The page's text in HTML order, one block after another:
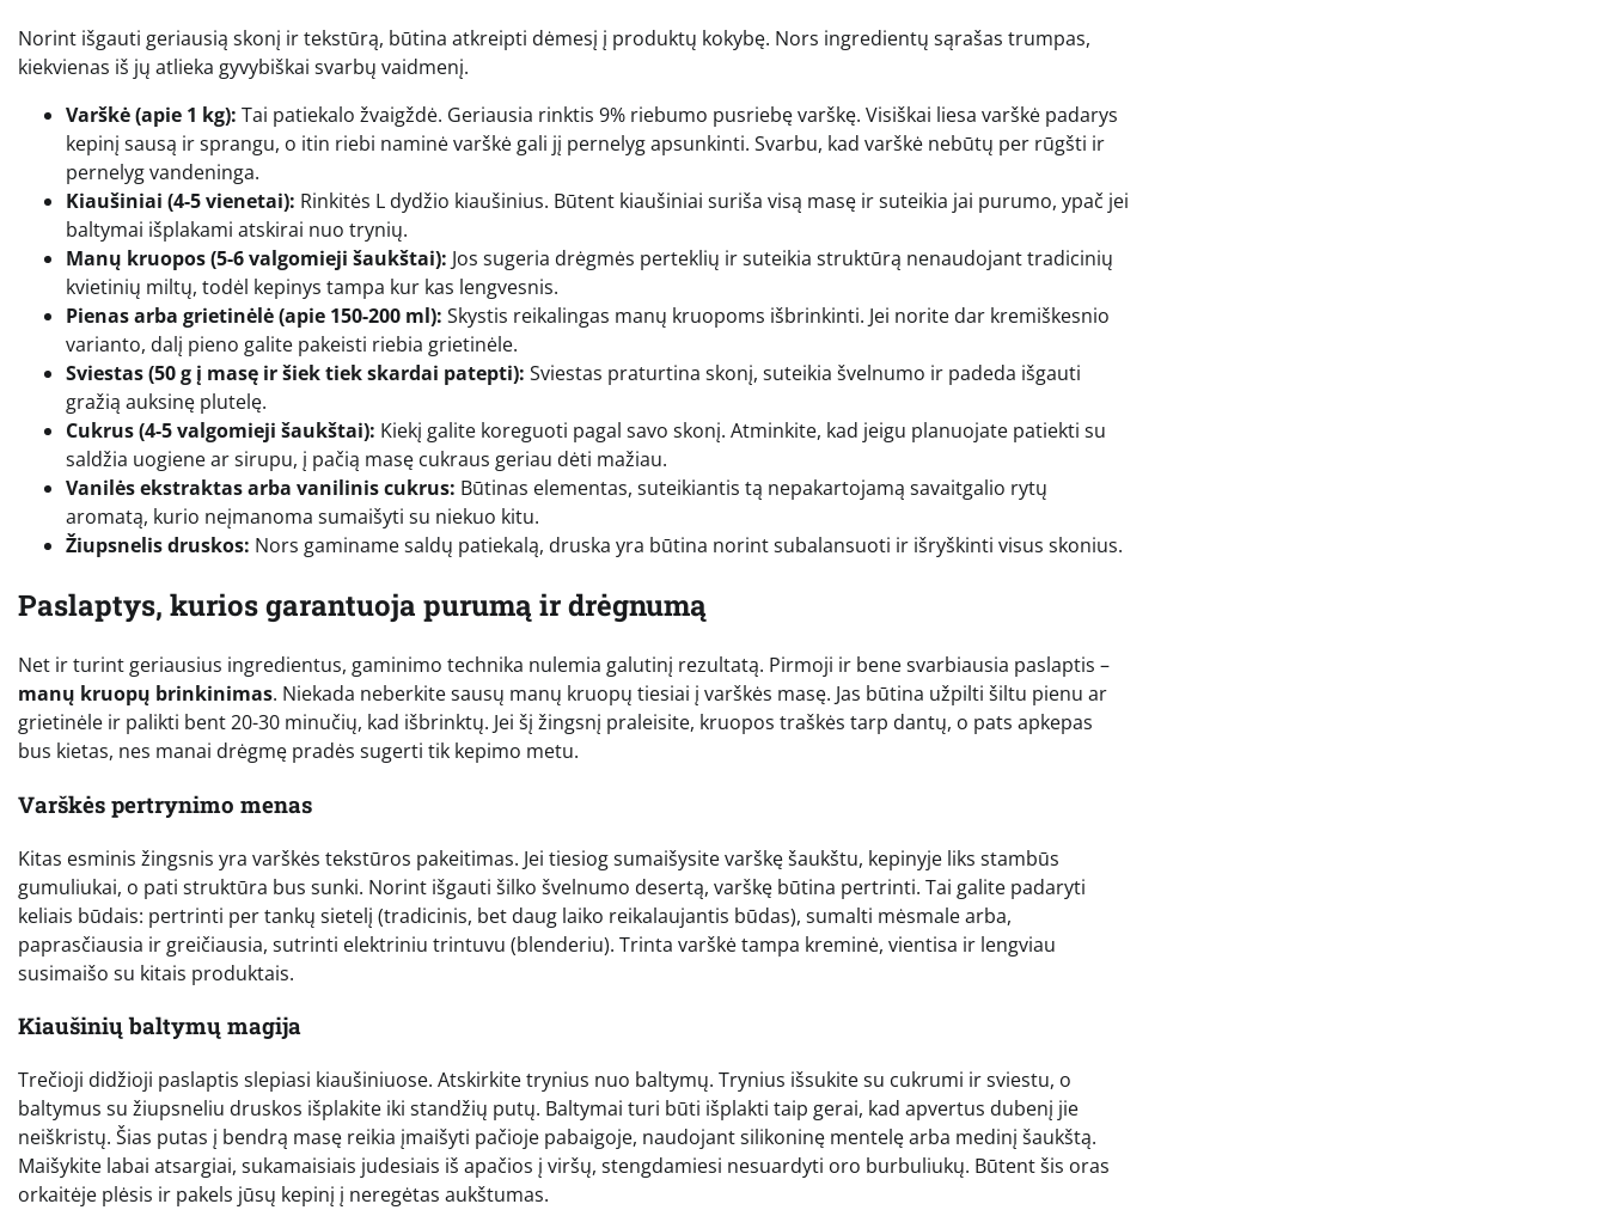
Norint išgauti geriausią skonį ir tekstūrą, būtina atkreipti dėmesį į produktų kokybę. Nors ingredientų sąrašas trumpas,
kiekvienas iš jų atlieka gyvybiškai svarbų vaidmenį.
Varškė (apie 1 kg): Tai patiekalo žvaigždė. Geriausia rinktis 9% riebumo pusriebę varškę. Visiškai liesa varškė padarys
kepinį sausą ir sprangu, o itin riebi naminė varškė gali jį pernelyg apsunkinti. Svarbu, kad varškė nebūtų per rūgšti ir
pernelyg vandeninga.
Kiaušiniai (4-5 vienetai): Rinkitės L dydžio kiaušinius. Būtent kiaušiniai suriša visą masę ir suteikia jai purumo, ypač jei
baltymai išplakami atskirai nuo trynių.
Manų kruopos (5-6 valgomieji šaukštai): Jos sugeria drėgmės perteklių ir suteikia struktūrą nenaudojant tradicinių
kvietinių miltų, todėl kepinys tampa kur kas lengvesnis.
Pienas arba grietinėlė (apie 150-200 ml): Skystis reikalingas manų kruopoms išbrinkinti. Jei norite dar kremiškesnio
varianto, dalį pieno galite pakeisti riebia grietinėle.
Sviestas (50 g į masę ir šiek tiek skardai patepti): Sviestas praturtina skonį, suteikia švelnumo ir padeda išgauti
gražią auksinę plutelę.
Cukrus (4-5 valgomieji šaukštai): Kiekį galite koreguoti pagal savo skonį. Atminkite, kad jeigu planuojate patiekti su
saldžia uogiene ar sirupu, į pačią masę cukraus geriau dėti mažiau.
Vanilės ekstraktas arba vanilinis cukrus: Būtinas elementas, suteikiantis tą nepakartojamą savaitgalio rytų
aromatą, kurio neįmanoma sumaišyti su niekuo kitu.
Žiupsnelis druskos: Nors gaminame saldų patiekalą, druska yra būtina norint subalansuoti ir išryškinti visus skonius.
Paslaptys, kurios garantuoja purumą ir drėgnumą
Net ir turint geriausius ingredientus, gaminimo technika nulemia galutinį rezultatą. Pirmoji ir bene svarbiausia paslaptis –
manų kruopų brinkinimas. Niekada neberkite sausų manų kruopų tiesiai į varškės masę. Jas būtina užpilti šiltu pienu ar
grietinėle ir palikti bent 20-30 minučių, kad išbrinktų. Jei šį žingsnį praleisite, kruopos traškės tarp dantų, o pats apkepas
bus kietas, nes manai drėgmę pradės sugerti tik kepimo metu.
Varškės pertrynimo menas
Kitas esminis žingsnis yra varškės tekstūros pakeitimas. Jei tiesiog sumaišysite varškę šaukštu, kepinyje liks stambūs
gumuliukai, o pati struktūra bus sunki. Norint išgauti šilko švelnumo desertą, varškę būtina pertrinti. Tai galite padaryti
keliais būdais: pertrinti per tankų sietelį (tradicinis, bet daug laiko reikalaujantis būdas), sumalti mėsmale arba,
paprasčiausia ir greičiausia, sutrinti elektriniu trintuvu (blenderiu). Trinta varškė tampa kreminė, vientisa ir lengviau
susimaišo su kitais produktais.
Kiaušinių baltymų magija
Trečioji didžioji paslaptis slepiasi kiaušiniuose. Atskirkite trynius nuo baltymų. Trynius išsukite su cukrumi ir sviestu, o
baltymus su žiupsneliu druskos išplakite iki standžių putų. Baltymai turi būti išplakti taip gerai, kad apvertus dubenį jie
neiškristų. Šias putas į bendrą masę reikia įmaišyti pačioje pabaigoje, naudojant silikoninę mentelę arba medinį šaukštą.
Maišykite labai atsargiai, sukamaisiais judesiais iš apačios į viršų, stengdamiesi nesuardyti oro burbuliukų. Būtent šis oras
orkaitėje plėsis ir pakels jūsų kepinį į neregėtas aukštumas.